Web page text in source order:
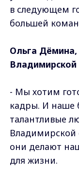
в следующем
большей
Ольга Дёмина,
Владимирской
- Мы хотим
кадры. И наше
талантливые
Владимирской
они делают
для жизни.